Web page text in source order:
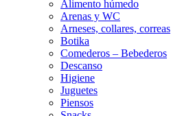
Alimento húmedo
Arenas y WC
Arneses, collares, correas
Botika
Comederos – Bebederos
Descanso
Higiene
Juguetes
Piensos